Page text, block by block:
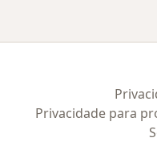
Privacidade para